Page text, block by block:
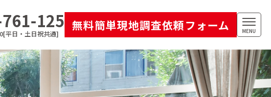
125
平日・土日祝共通]
無料簡単現地調査依頼フォーム MENU